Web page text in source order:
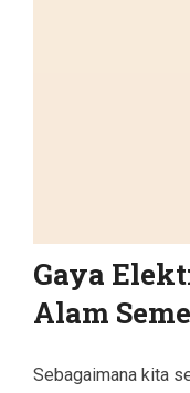
Gaya
Alam
Sebagaimana kita